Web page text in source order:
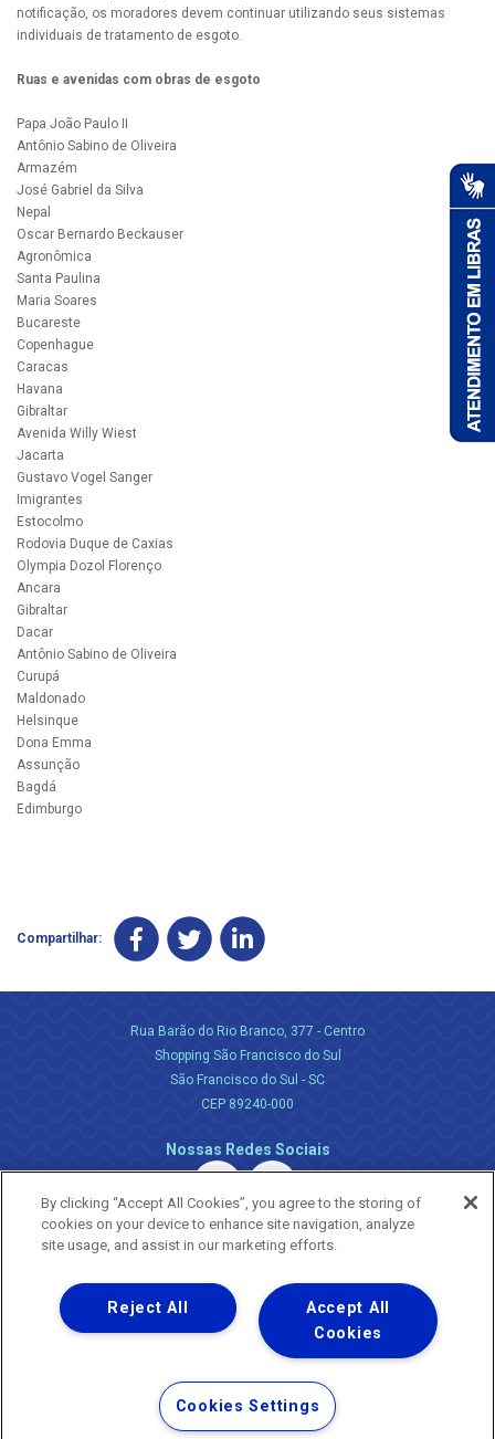
notificação, os moradores devem continuar utilizando seus sistemas
individuais de tratamento de esgoto.
Ruas e avenidas com obras de esgoto
Papa João Paulo II
Antônio Sabino de Oliveira
Armazém
José Gabriel da Silva
Nepal
Oscar Bernardo Beckauser
Agronômica
Santa Paulina
Maria Soares
Bucareste
Copenhague
Caracas
Havana
Gibraltar
Avenida Willy Wiest
Jacarta
Gustavo Vogel Sanger
Imigrantes
Estocolmo
Rodovia Duque de Caxias
Olympia Dozol Florenço
Ancara
Gibraltar
Dacar
Antônio Sabino de Oliveira
Curupá
Maldonado
Helsinque
Dona Emma
Assunção
Bagdá
Edimburgo
Compartilhar:
Rua Barão do Rio Branco, 377 - Centro
Shopping São Francisco do Sul
São Francisco do Sul - SC
CEP 89240-000
Nossas Redes Sociais
Uma empresa
Copyright ® 2026 - Todos os Direitos Reservados.
Nossa natureza movimenta a vida
Termos Gerais de Uso de Sites e Aplicativos
Política de Privacidade e Proteção de Dados
By clicking “Accept All Cookies”, you agree to the storing of
cookies on your device to enhance site navigation, analyze
site usage, and assist in our marketing efforts.
Accept All
Cookies
Reject All
Cookies Settings